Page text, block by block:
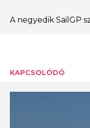
A negyedik SailGP
KAPCSOLÓDÓ